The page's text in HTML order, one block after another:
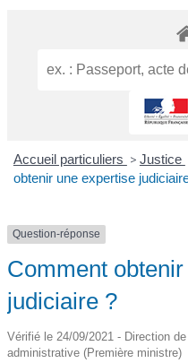
Accueil particuliers > Justice
obtenir une expertise
Question-réponse
Comment
judiciaire ?
Vérifié le 24/09/2021 - Direction
administrative (Première ministre)